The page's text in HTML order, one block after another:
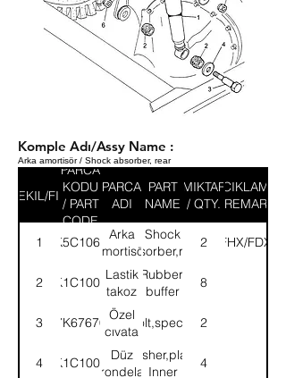
Komple Adı/Assy Name :
Arka amortisör / Shock absorber, rear
SEKIL/FIG
PARCA
KODU
/ PART
CODE
PARCA
ADI
PART
NAME
MIKTAR
/ QTY.
ACIKLAMA
/ REMARK
1 K5C1062
Arka
amortisör
Shock
absorber,rear
2 (FHX/FDX)
2 K1C1006
Lastik
takoz
Rubber,
buffer
8
3 7K67670
Özel
cıvata
Bolt,special 2
4 K1C1004
Düz
rondela
Washer,plain-
Inner
4